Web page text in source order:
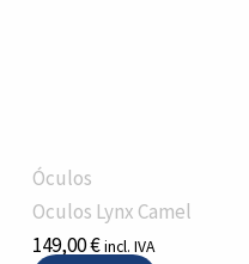
Óculos
Oculos Lynx Camel
149,00€incl. IVA